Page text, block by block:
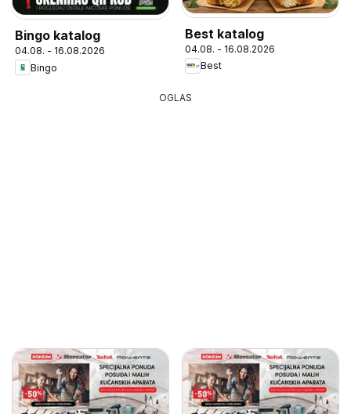
Bingo katalog
04.08. - 16.08.2026
Bingo
Best katalog
04.08. - 16.08.2026
Best
OGLAS